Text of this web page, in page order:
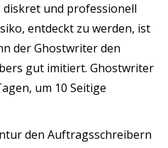
diskret und professionell
entdeckt zu werden, ist
der Ghostwriter den
gut imitiert. Ghostwriter
um 10 Seitige
den Auftragsschreibern